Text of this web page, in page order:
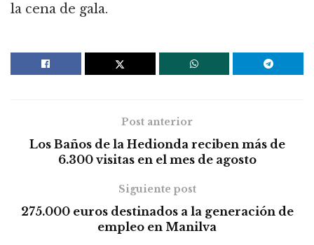
la cena de gala.
Post anterior
Los Baños de la Hedionda reciben más de
6.300 visitas en el mes de agosto
Siguiente post
275.000 euros destinados a la generación de
empleo en Manilva